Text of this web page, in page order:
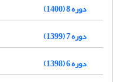
دوره 8 (1400)
دوره 7 (1399)
دوره 6 (1398)